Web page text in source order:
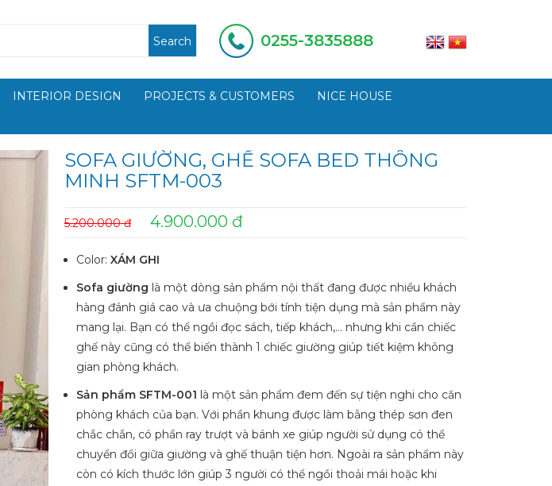
Search 0255-3835888
INTERIOR DESIGN PROJECTS & CUSTOMERS
NICE HOUSE
SOFA GIƯỜNG, GHẾ SOFA BED THÔNG
MINH SFTM-003
5.200.000 đ 4.900.000 đ
Color: XÁM GHI
Sofa giường là một dòng sản phẩm nội thất đang được nhiều khách
hàng đánh giá cao và ưa chuộng bới tính tiện dụng mà sản phẩm này
mang lại. Bạn có thể ngồi đọc sách, tiếp khách,… nhưng khi cần chiếc
ghế này cũng có thể biến thành 1 chiếc giường giúp tiết kiệm không
gian phòng khách.
Sản phẩm SFTM-001 là một sản phẩm đem đến sự tiện nghi cho căn
phòng khách của bạn. Với phần khung được làm bằng thép sơn đen
chắc chắn, có phần ray trượt và bánh xe giúp người sử dụng có thể
chuyển đổi giữa giường và ghế thuận tiện hơn. Ngoài ra sản phẩm này
còn có kích thước lớn giúp 3 người có thể ngồi thoải mái hoặc khi